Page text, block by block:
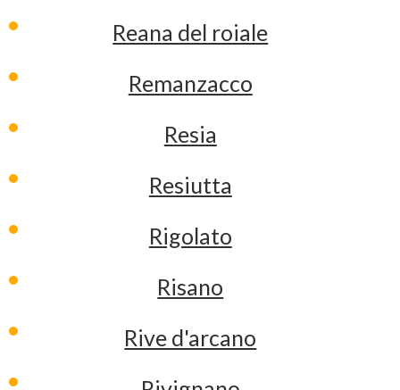
Reana del roiale
Remanzacco
Resia
Resiutta
Rigolato
Risano
Rive d'arcano